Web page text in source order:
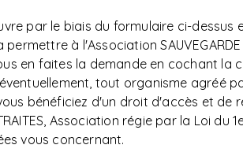
le biais du formulaire ci-dessus
à l'Association
en faites la demande en cochant la
tout organisme agréé
bénéficiez d'un droit d'accès et
Association régie par la Loi du
vous concernant.